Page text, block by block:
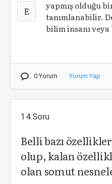
E
yapmış olduğu
tanımlanabilir.
bilim insanı
0 Yorum Yorum Yap
14.Soru
Belli bazı
olup, kalan
olan somut